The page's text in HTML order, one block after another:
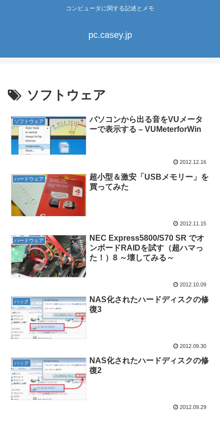
コンピュータに関する記述とメモ
pc.casey.jp
ソフトウェア
ソフトウェア
パソコンから出る音をVUメータ
ーで表示する – VUMeterforWin
2012.12.16
ハードウェア
超小型＆激安「USBメモリー」を
買ってみた
2012.11.15
ハードウェア
NEC Express5800/S70 SR でオ
ンボードRAIDを試す（超ハマっ
た！）8 ～壊してみる～
2012.10.09
ハック
NAS化されたハードディスクの修
復3
2012.09.30
ハック
NAS化されたハードディスクの修
復2
2012.09.29